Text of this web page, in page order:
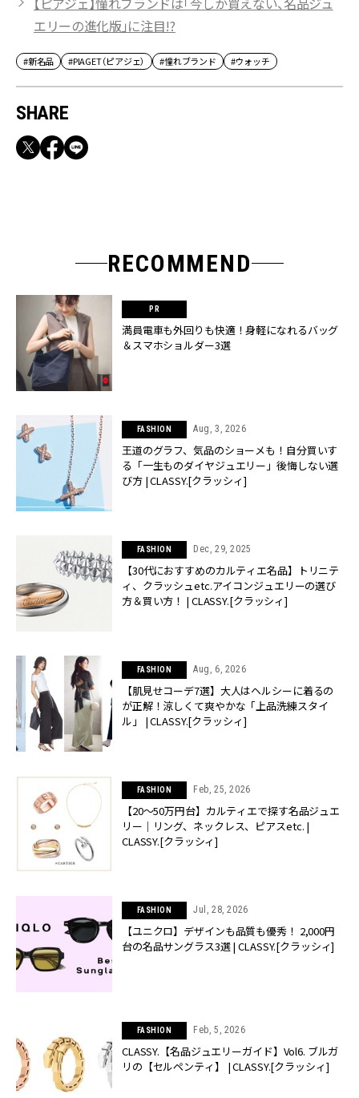
エリーの進化版」に注目!?
#新名品 #PIAGET（ピアジェ） #憧れブランド #ウォッチ
SHARE
RECOMMEND
満員電車も外回りも快適！身軽になれるバッグ
＆スマホショルダー3選
FASHION Aug, 3, 2026
王道のグラフ、気品のショーメも！自分買いす
る「一生ものダイヤジュエリー」後悔しない選
び方 | CLASSY.[クラッシィ]
FASHION Dec, 29, 2025
【30代におすすめのカルティエ名品】トリニテ
ィ、クラッシュetc.アイコンジュエリーの選び
方＆買い方！ | CLASSY.[クラッシィ]
FASHION Aug, 6, 2026
【肌見せコーデ7選】大人はヘルシーに着るの
が正解！涼しくて爽やかな「上品洗練スタイ
ル」 | CLASSY.[クラッシィ]
FASHION Feb, 25, 2026
【20〜50万円台】カルティエで探す名品ジュエ
リー｜リング、ネックレス、ピアスetc. |
CLASSY.[クラッシィ]
FASHION Jul, 28, 2026
【ユニクロ】デザインも品質も優秀！ 2,000円
台の名品サングラス3選 | CLASSY.[クラッシィ]
FASHION Feb, 5, 2026
CLASSY.【名品ジュエリーガイド】Vol6. ブルガ
リの【セルペンティ】 | CLASSY.[クラッシィ]